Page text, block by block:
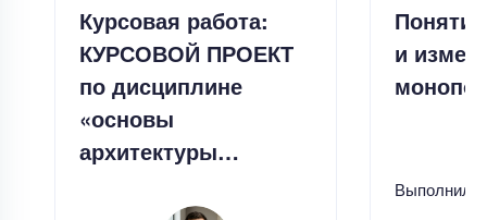
Курсовая работа:
КУРСОВОЙ ПРОЕКТ
по дисциплине
«основы
архитектуры…
и
Выполнил